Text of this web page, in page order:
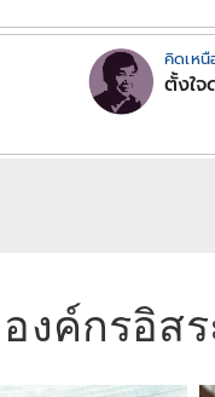
คิดเหนื
ตั้งใจ
องค์กรอิสร